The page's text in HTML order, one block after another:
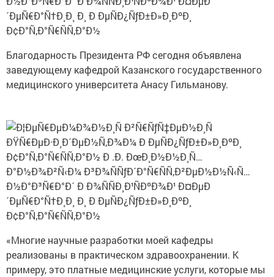
Благодарность Президента РФ сегодня объявлена
заведующему кафедрой Казанского государственного
медицинского университета Анасу Гильманову.
«Многие научные разработки моей кафедры
реализованы в практическом здравоохранении. К
примеру, это платные медицинские услуги, которые мы